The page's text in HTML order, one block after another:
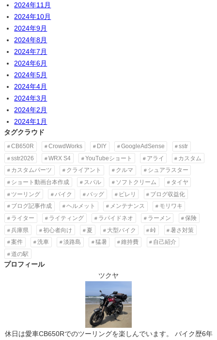
2024年11月
2024年10月
2024年9月
2024年8月
2024年7月
2024年6月
2024年5月
2024年4月
2024年3月
2024年2月
2024年1月
タグクラウド
CB650R CrowdWorks DIY GoogleAdSense
sstr
sstr2026
WRX S4 YouTubeショート アライ
カスタム
カスタムパーツ
クライアント クルマ
シュアラスター
ショート動画台本作成
スバル ソフトクリーム
タイヤ
ツーリング
バイク バッグ ピレリ
ブログ収益化
ブログ記事作成
ヘルメット メンテナンス
モリワキ
ライター
ライティング ラパイドネオ ラーメン
保険
兵庫県
初心者向け 夏 大型バイク 峠
暑さ対策
案件
洗車 淡路島 猛暑 維持費
自己紹介
道の駅
プロフィール
ツクヤ
休日は愛車CB650Rでのツーリングを楽しんでいます。 バイク歴6年